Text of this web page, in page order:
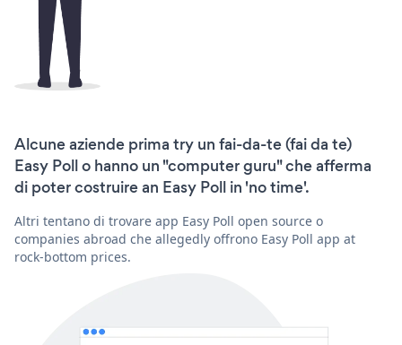
Alcune aziende prima try un fai-da-te (fai da te)
Easy Poll o hanno un "computer guru" che afferma
di poter costruire an Easy Poll in 'no time'.
Altri tentano di trovare app Easy Poll open source o
companies abroad che allegedly offrono Easy Poll app at
rock-bottom prices.